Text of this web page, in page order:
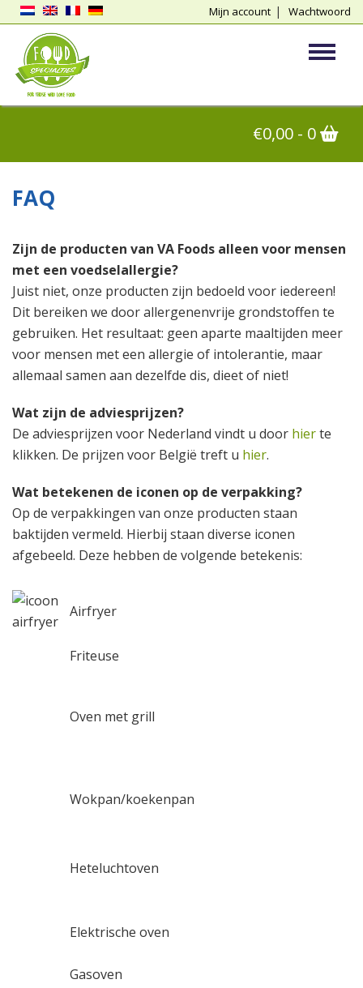
Mijn account
Wachtwoord
€0,00- 0
FAQ
Zijn de producten van VA Foods alleen voor mensen
met een voedselallergie?
Juist niet, onze producten zijn bedoeld voor iedereen!
Dit bereiken we door allergenenvrije grondstoffen te
gebruiken. Het resultaat: geen aparte maaltijden meer
voor mensen met een allergie of intolerantie, maar
allemaal samen aan dezelfde dis, dieet of niet!
Wat zijn de adviesprijzen?
De adviesprijzen voor Nederland vindt u door hierte
klikken. De prijzen voor België treft u hier.
Wat betekenen de iconen op de verpakking?
Op de verpakkingen van onze producten staan
baktijden vermeld. Hierbij staan diverse iconen
afgebeeld. Deze hebben de volgende betekenis:
Airfryer
Friteuse
Oven met grill
Wokpan/koekenpan
Heteluchtoven
Elektrische oven
Gasoven